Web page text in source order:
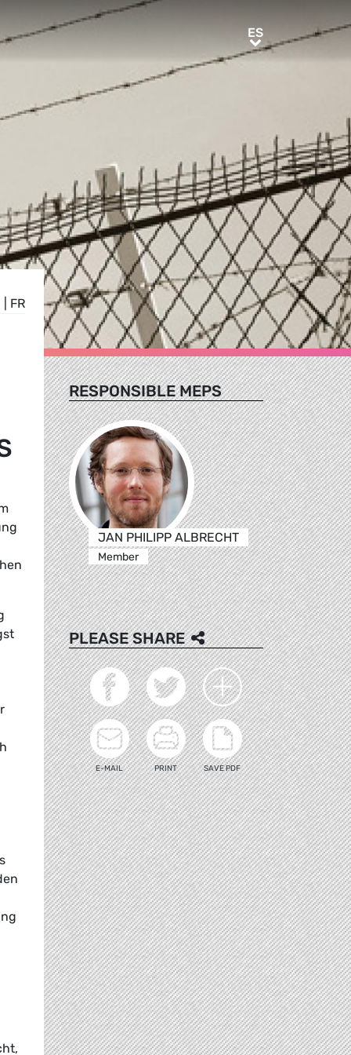
ESES
FR
RESPONSIBLE MEPS
JAN PHILIPP ALBRECHT
Member
PLEASE SHARE
E-MAIL PRINT SAVE PDF